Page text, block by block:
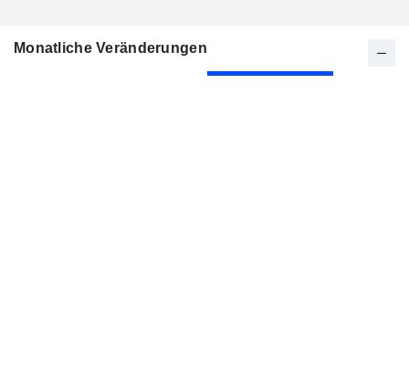
Monatliche Veränderungen